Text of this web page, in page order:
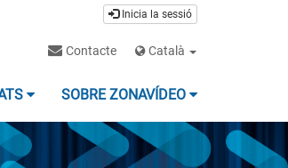
Inicia la sessió
Contacte Català
SOBRE ZONAVÍDEO